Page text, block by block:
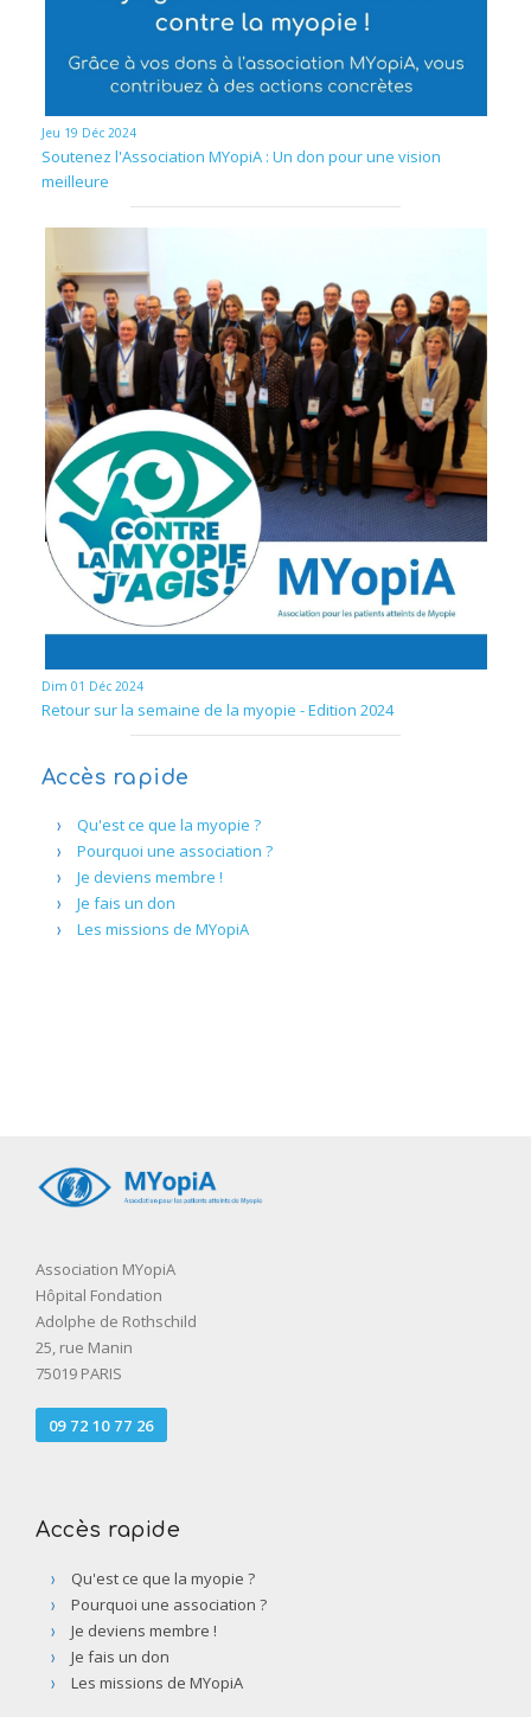
Jeu 19 Déc 2024
Soutenez l'Association MYopiA : Un don pour une vision
meilleure
Dim 01 Déc 2024
Retour sur la semaine de la myopie - Edition 2024
Accès rapide
Qu'est ce que la myopie ?
Pourquoi une association ?
Je deviens membre !
Je fais un don
Les missions de MYopiA
Association MYopiA
Hôpital Fondation
Adolphe de Rothschild
25, rue Manin
75019 PARIS
09 72 10 77 26
Accès rapide
Qu'est ce que la myopie ?
Pourquoi une association ?
Je deviens membre !
Je fais un don
Les missions de MYopiA